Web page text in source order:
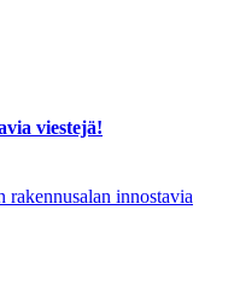
viestejä!
innostavia